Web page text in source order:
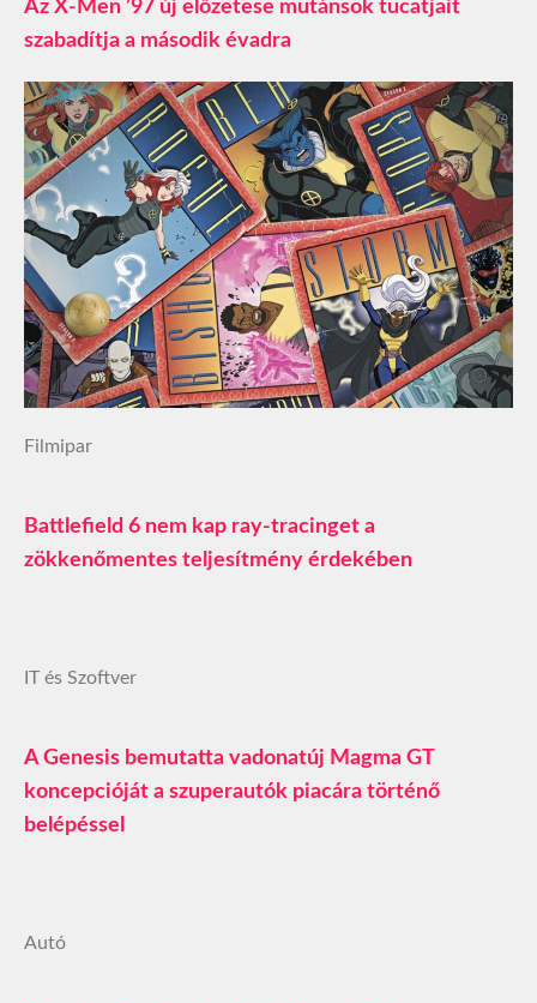
Az X-Men ’97 új előzetese mutánsok tucatjait
szabadítja a második évadra
Filmipar
Battlefield 6 nem kap ray-tracinget a
zökkenőmentes teljesítmény érdekében
IT és Szoftver
A Genesis bemutatta vadonatúj Magma GT
koncepcióját a szuperautók piacára történő
belépéssel
Autó